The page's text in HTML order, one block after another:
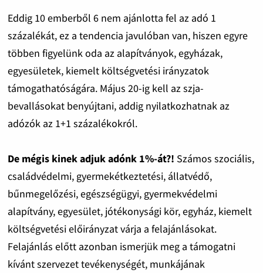
Eddig 10 emberből 6 nem ajánlotta fel az adó 1
százalékát, ez a tendencia javulóban van, hiszen egyre
többen figyelünk oda az alapítványok, egyházak,
egyesületek, kiemelt költségvetési irányzatok
támogathatóságára. Május 20-ig kell az szja-
bevallásokat benyújtani, addig nyilatkozhatnak az
adózók az 1+1 százalékokról.
De mégis kinek adjuk adónk 1%-át?! Számos szociális,
családvédelmi, gyermekétkeztetési, állatvédő,
bűnmegelőzési, egészségügyi, gyermekvédelmi
alapítvány, egyesület, jótékonysági kör, egyház, kiemelt
költségvetési előirányzat várja a felajánlásokat.
Felajánlás előtt azonban ismerjük meg a támogatni
kívánt szervezet tevékenységét, munkájának